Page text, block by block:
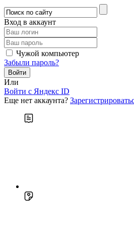
Вход в аккаунт
Чужой компьютер
Забыли пароль?
Или
Войти c Яндекс ID
Еще нет аккаунта?